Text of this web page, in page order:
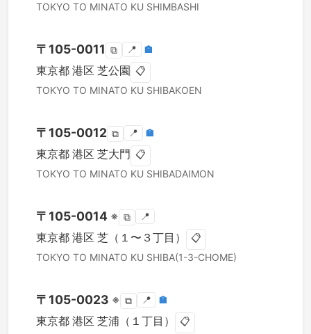
TOKYO TO MINATO KU SHIMBASHI
〒 105-0011 ⧉ 📍 🏣
東京都 港区 芝公園 📋
TOKYO TO MINATO KU SHIBAKOEN
〒 105-0012 ⧉ 📍 🏣
東京都 港区 芝大門 📋
TOKYO TO MINATO KU SHIBADAIMON
〒 105-0014 ※ ⧉ 📍
東京都 港区 芝（１〜３丁目） 📋
TOKYO TO MINATO KU SHIBA(1-3-CHOME)
〒 105-0023 ※ ⧉ 📍 🏣
東京都 港区 芝浦（１丁目） 📋